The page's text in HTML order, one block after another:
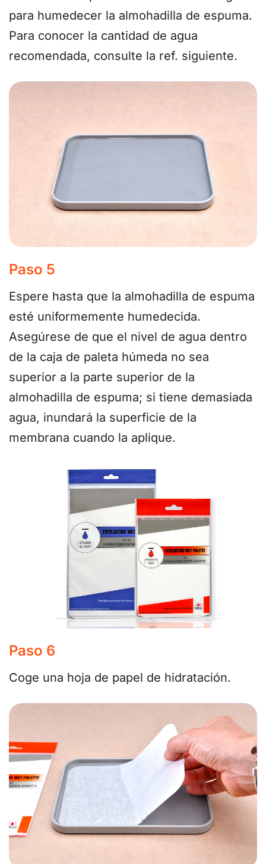
para humedecer la almohadilla de espuma.
Para conocer la cantidad de agua
recomendada, consulte la ref. siguiente.
Paso 5
Espere hasta que la almohadilla de espuma
esté uniformemente humedecida.
Asegúrese de que el nivel de agua dentro
de la caja de paleta húmeda no sea
superior a la parte superior de la
almohadilla de espuma; si tiene demasiada
agua, inundará la superficie de la
membrana cuando la aplique.
Paso 6
Coge una hoja de papel de hidratación.